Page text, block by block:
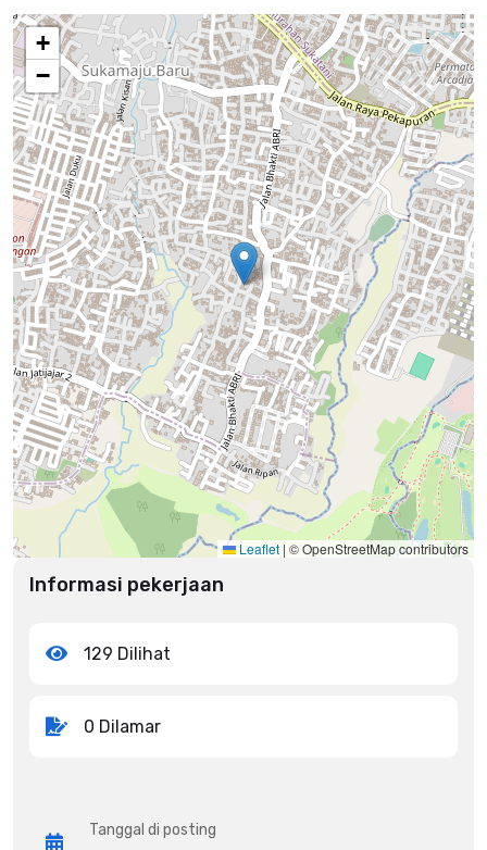
+
−
Leaflet | © OpenStreetMap contributors
Informasi pekerjaan
129 Dilihat
0 Dilamar
Tanggal di posting